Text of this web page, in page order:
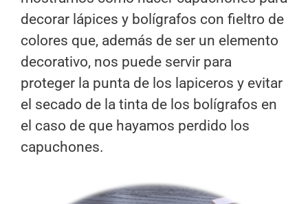
decorar lápices y bolígrafos con fieltro de
colores que, además de ser un elemento
decorativo, nos puede servir para
proteger la punta de los lapiceros y evitar
el secado de la tinta de los bolígrafos en
el caso de que hayamos perdido los
capuchones.